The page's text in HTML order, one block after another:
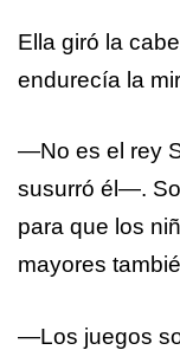
Ella giró la
endurecía la
—No es el rey
susurró él—.
para que los
mayores
—Los juegos